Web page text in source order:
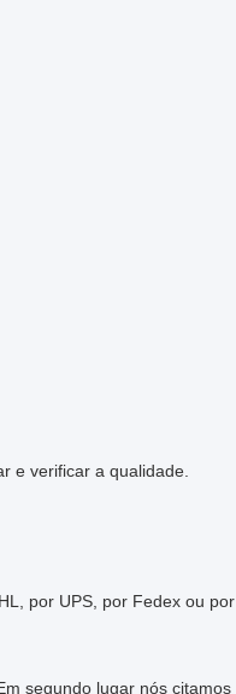
e verificar a qualidade.
por UPS, por Fedex ou por
segundo lugar nós citamos